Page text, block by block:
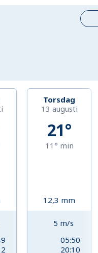
Torsdag
13 augusti
21°
11° min
12,3 mm
5 m/s
05:50
20:10